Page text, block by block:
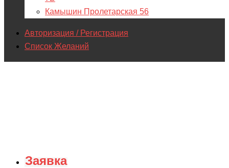
Камышин Пролетарская 56
Авторизация / Регистрация
Список Желаний
Заявка